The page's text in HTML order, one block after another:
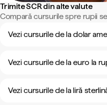
Trimite SCR din alte valute
Compară cursurile spre rupii
Vezi cursurile de la dolar
Vezi cursurile de la euro la
Vezi cursurile de la liră